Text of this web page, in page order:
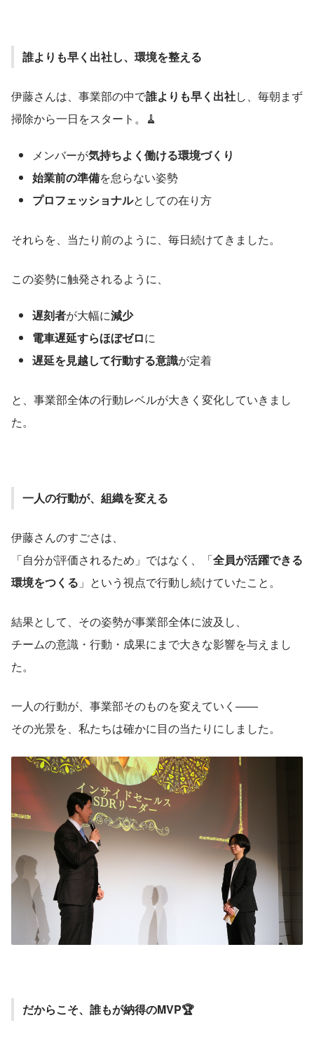
誰よりも早く出社し、環境を整える
伊藤さんは、事業部の中で誰よりも早く出社し、毎朝まず
掃除から一日をスタート。🧹
メンバーが気持ちよく働ける環境づくり
始業前の準備を怠らない姿勢
プロフェッショナルとしての在り方
それらを、当たり前のように、毎日続けてきました。
この姿勢に触発されるように、
遅刻者が大幅に減少
電車遅延すらほぼゼロに
遅延を見越して行動する意識が定着
と、事業部全体の行動レベルが大きく変化していきまし
た。
一人の行動が、組織を変える
伊藤さんのすごさは、
「自分が評価されるため」ではなく、「全員が活躍できる
環境をつくる 」という視点で行動し続けていたこと。
結果として、その姿勢が事業部全体に波及し、
チームの意識・行動・成果にまで大きな影響を与えまし
た。
一人の行動が、事業部そのものを変えていく——
その光景を、私たちは確かに目の当たりにしました。
だからこそ、誰もが納得のMVP🏆